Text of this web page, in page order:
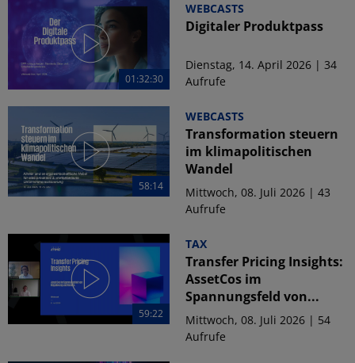
01:32:30
WEBCASTS
Digitaler Produktpass
Dienstag, 14. April 2026 | 34
Aufrufe
58:14
WEBCASTS
Transformation steuern
im klimapolitischen
Wandel
Mittwoch, 08. Juli 2026 | 43
Aufrufe
59:22
TAX
Transfer Pricing Insights:
AssetCos im
Spannungsfeld von...
Mittwoch, 08. Juli 2026 | 54
Aufrufe